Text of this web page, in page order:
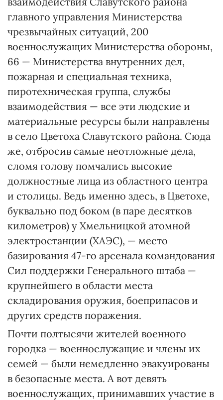
главного управления Министерства
чрезвычайных ситуаций, 200
военнослужащих Министерства обороны,
66 — Министерства внутренних дел,
пожарная и специальная техника,
пиротехническая группа, службы
взаимодействия — все эти людские и
материальные ресурсы были направлены
в село Цветоха Славутского района. Сюда
же, отбросив самые неотложные дела,
сломя голову помчались высокие
должностные лица из областного центра
и столицы. Ведь именно здесь, в Цветохе,
буквально под боком (в паре десятков
километров) у Хмельницкой атомной
электростанции (ХАЭС), — место
базирования 47-го арсенала командования
Сил поддержки Генерального штаба —
крупнейшего в области места
складирования оружия, боеприпасов и
других средств поражения.
Почти полтысячи жителей военного
городка — военнослужащие и члены их
семей — были немедленно эвакуированы
в безопасные места. А вот девять
военнослужащих, принимавших участие в